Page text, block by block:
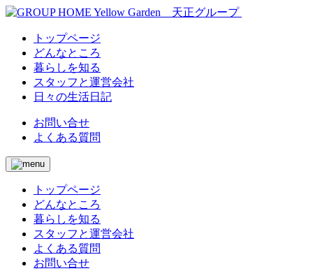
トップページ
どんなところ
暮らしを知る
スタッフと運営会社
日々の生活日記
お問い合せ
よくある質問
トップページ
どんなところ
暮らしを知る
スタッフと運営会社
よくある質問
お問い合せ